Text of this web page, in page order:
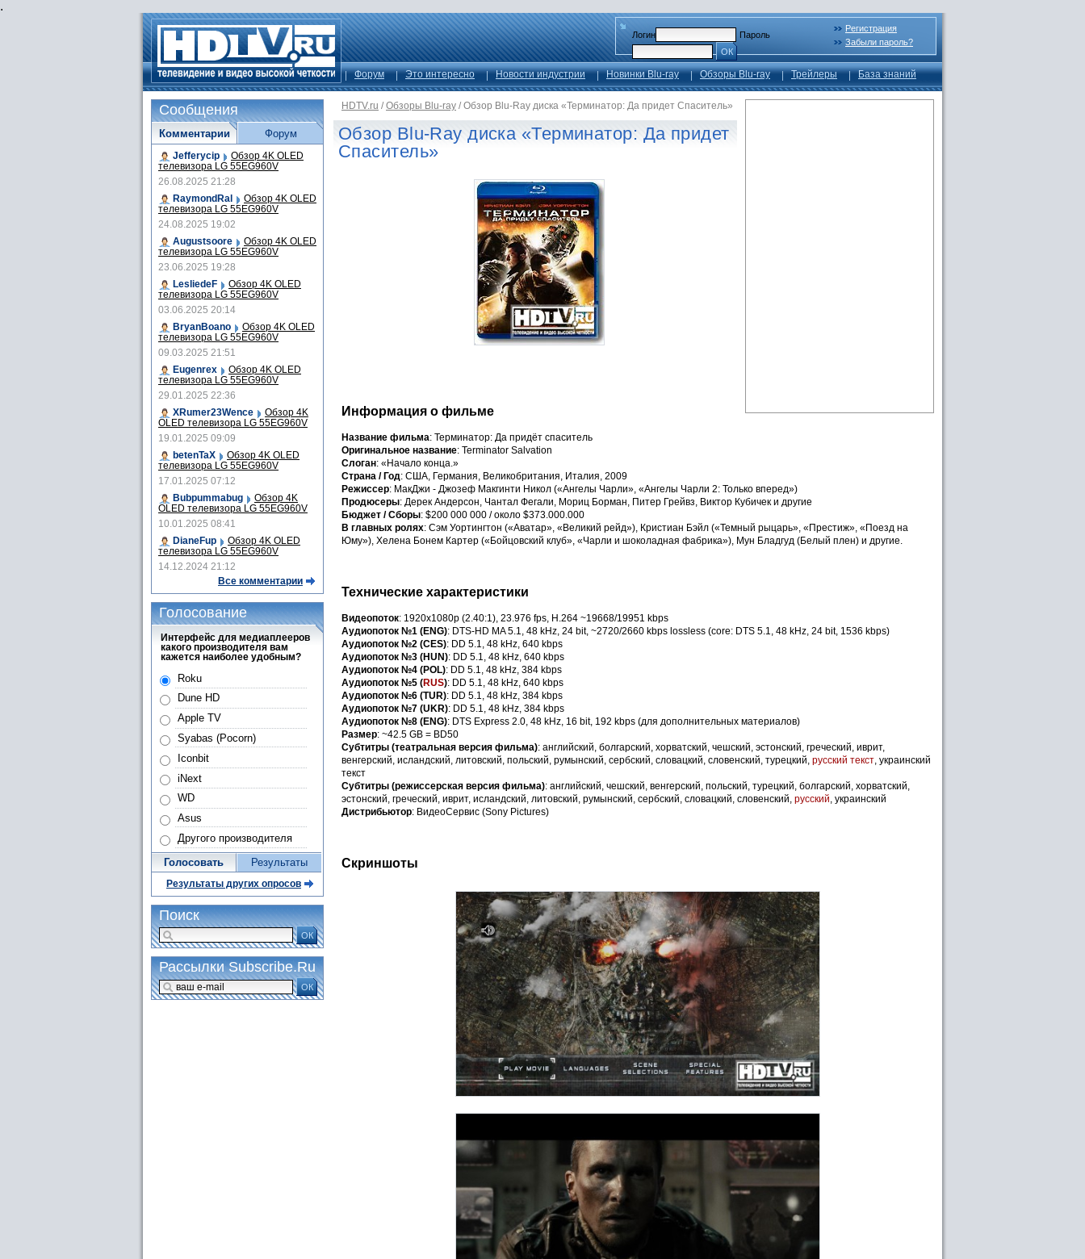
.
Логин
Пароль
ОК
Регистрация
Забыли пароль?
Форум Это интересно Новости индустрии Новинки Blu-ray Обзоры Blu-ray Трейлеры База знаний
HDTV.ru / Обзоры Blu-ray / Обзор Blu-Ray диска «Терминатор: Да придет Спаситель»
Обзор Blu-Ray диска «Терминатор: Да придет
Спаситель»
Информация о фильме
Название фильма: Терминатор: Да придёт спаситель
Оригинальное название: Terminator Salvation
Слоган: «Начало конца.»
Страна / Год: США, Германия, Великобритания, Италия, 2009
Режиссер: МакДжи - Джозеф Макгинти Никол («Ангелы Чарли», «Ангелы Чарли 2: Только вперед»)
Продюсеры: Дерек Андерсон, Чантал Фегали, Мориц Борман, Питер Грейвз, Виктор Кубичек и другие
Бюджет / Сборы: $200 000 000 / около $373.000.000
В главных ролях: Сэм Уортингтон («Аватар», «Великий рейд»), Кристиан Бэйл («Темный рыцарь», «Престиж», «Поезд на
Юму»), Хелена Бонем Картер («Бойцовский клуб», «Чарли и шоколадная фабрика»), Мун Бладгуд (Белый плен) и другие.
Технические характеристики
Видеопоток: 1920x1080p (2.40:1), 23.976 fps, H.264 ~19668/19951 kbps
Аудиопоток №1 (ENG): DTS-HD MA 5.1, 48 kHz, 24 bit, ~2720/2660 kbps lossless (core: DTS 5.1, 48 kHz, 24 bit, 1536 kbps)
Аудиопоток №2 (CES): DD 5.1, 48 kHz, 640 kbps
Аудиопоток №3 (HUN): DD 5.1, 48 kHz, 640 kbps
Аудиопоток №4 (POL): DD 5.1, 48 kHz, 384 kbps
Аудиопоток №5 (RUS): DD 5.1, 48 kHz, 640 kbps
Аудиопоток №6 (TUR): DD 5.1, 48 kHz, 384 kbps
Аудиопоток №7 (UKR): DD 5.1, 48 kHz, 384 kbps
Аудиопоток №8 (ENG): DTS Express 2.0, 48 kHz, 16 bit, 192 kbps (для дополнительных материалов)
Размер: ~42.5 GB = BD50
Субтитры (театральная версия фильма): английский, болгарский, хорватский, чешский, эстонский, греческий, иврит,
венгерский, исландский, литовский, польский, румынский, сербский, словацкий, словенский, турецкий, русский текст, украинский
текст
Субтитры (режиссерская версия фильма): английский, чешский, венгерский, польский, турецкий, болгарский, хорватский,
эстонский, греческий, иврит, исландский, литовский, румынский, сербский, словацкий, словенский, русский, украинский
Дистрибьютор: ВидеоСервис (Sony Pictures)
Скриншоты
Сообщения
Комментарии
Jefferycip Обзор 4K OLED
телевизора LG 55EG960V
26.08.2025 21:28
RaymondRal
Обзор 4K OLED
телевизора LG 55EG960V
24.08.2025 19:02
Augustsoore
Обзор 4K OLED
телевизора LG 55EG960V
23.06.2025 19:28
LesliedeF
Обзор 4K OLED
телевизора LG 55EG960V
03.06.2025 20:14
BryanBoano
Обзор 4K OLED
телевизора LG 55EG960V
09.03.2025 21:51
Eugenrex
Обзор 4K OLED
телевизора LG 55EG960V
29.01.2025 22:36
XRumer23Wence
Обзор 4K
OLED телевизора LG 55EG960V
19.01.2025 09:09
betenTaX
Обзор 4K OLED
телевизора LG 55EG960V
17.01.2025 07:12
Bubpummabug
Обзор 4K
OLED телевизора LG 55EG960V
10.01.2025 08:41
DianeFup
Обзор 4K OLED
телевизора LG 55EG960V
14.12.2024 21:12
Все комментарии
Форум
Голосование
Интерфейс для медиаплееров
какого производителя вам
кажется наиболее удобным?
Roku
Dune HD
Apple TV
Syabas (Pocorn)
Iconbit
iNext
WD
Asus
Другого производителя
Голосовать Результаты
Результаты других опросов
Поиск
ОК
Рассылки Subscribe.Ru
ОК